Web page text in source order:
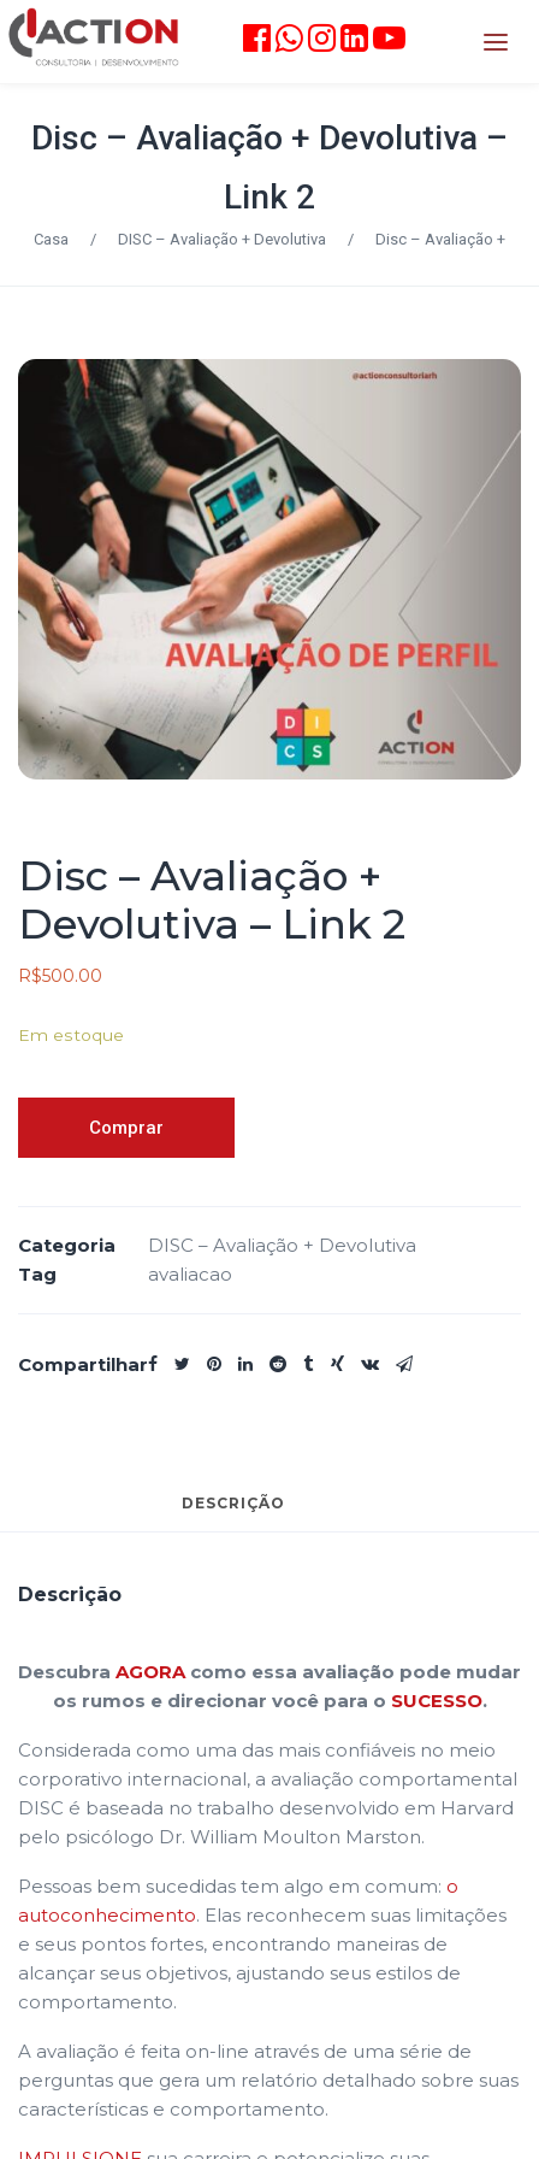
Disc – Avaliação + Devolutiva –
Link 2
Casa / DISC – Avaliação + Devolutiva / Disc – Avaliação +
Disc – Avaliação +
Devolutiva – Link 2
R$500.00
Em estoque
-
Link
Comprar
Categoria
DISC – Avaliação + Devolutiva
Tag
avaliacao
Compartilhar
DESCRIÇÃO
Descrição
Descubra AGORA como essa avaliação pode mudar
os rumos e direcionar você para o SUCESSO.
Considerada como uma das mais confiáveis no meio
corporativo internacional, a avaliação comportamental
DISC é baseada no trabalho desenvolvido em Harvard
pelo psicólogo Dr. William Moulton Marston.
Pessoas bem sucedidas tem algo em comum: o
autoconhecimento. Elas reconhecem suas limitações
e seus pontos fortes, encontrando maneiras de
alcançar seus objetivos, ajustando seus estilos de
comportamento.
A avaliação é feita on-line através de uma série de
perguntas que gera um relatório detalhado sobre suas
características e comportamento.